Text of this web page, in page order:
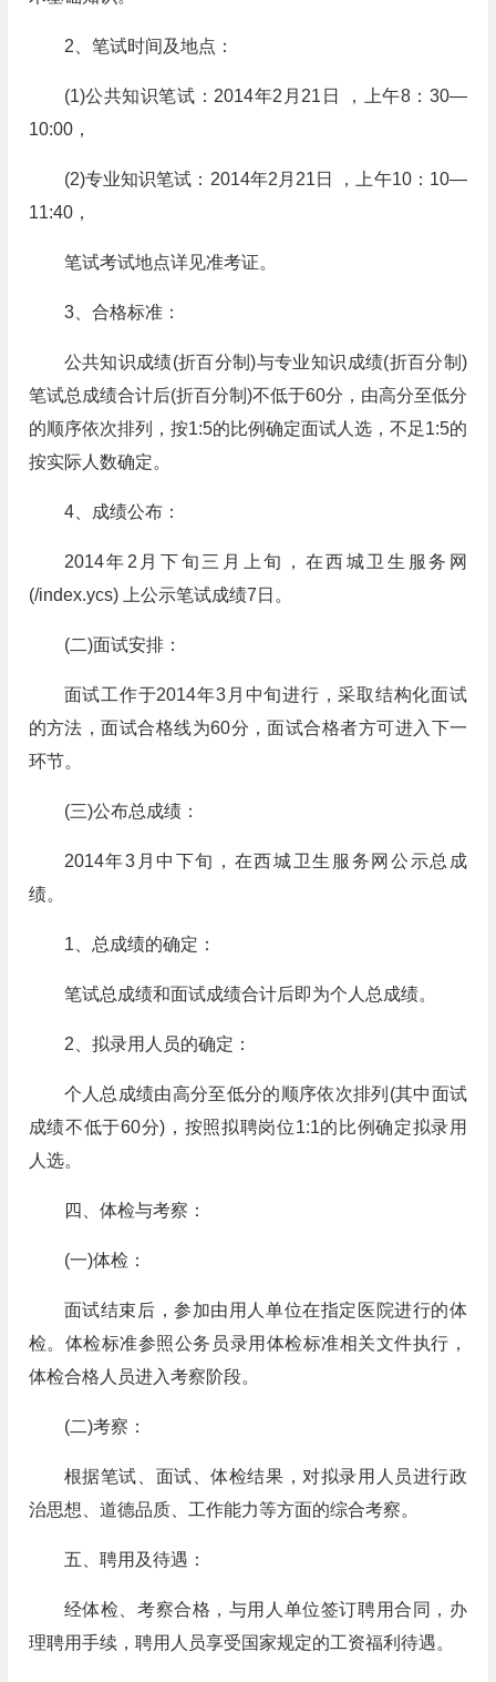
2、笔试时间及地点：
(1)公共知识笔试：2014年2月21日 ，上午8：30—
10:00，
(2)专业知识笔试：2014年2月21日 ，上午10：10—
11:40，
笔试考试地点详见准考证。
3、合格标准：
公共知识成绩(折百分制)与专业知识成绩(折百分制)
笔试总成绩合计后(折百分制)不低于60分，由高分至低分
的顺序依次排列，按1:5的比例确定面试人选，不足1:5的
按实际人数确定。
4、成绩公布：
2014年2月下旬三月上旬，在西城卫生服务网
(/index.ycs) 上公示笔试成绩7日。
(二)面试安排：
面试工作于2014年3月中旬进行，采取结构化面试
的方法，面试合格线为60分，面试合格者方可进入下一
环节。
(三)公布总成绩：
2014年3月中下旬，在西城卫生服务网公示总成
绩。
1、总成绩的确定：
笔试总成绩和面试成绩合计后即为个人总成绩。
2、拟录用人员的确定：
个人总成绩由高分至低分的顺序依次排列(其中面试
成绩不低于60分)，按照拟聘岗位1:1的比例确定拟录用
人选。
四、体检与考察：
(一)体检：
面试结束后，参加由用人单位在指定医院进行的体
检。体检标准参照公务员录用体检标准相关文件执行，
体检合格人员进入考察阶段。
(二)考察：
根据笔试、面试、体检结果，对拟录用人员进行政
治思想、道德品质、工作能力等方面的综合考察。
五、聘用及待遇：
经体检、考察合格，与用人单位签订聘用合同，办
理聘用手续，聘用人员享受国家规定的工资福利待遇。